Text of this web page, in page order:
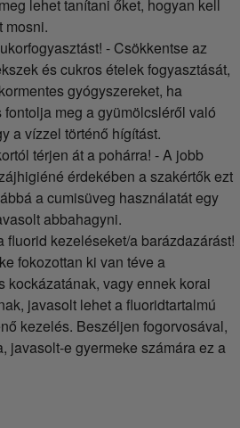
lehet tanítani őket, hogyan kell
mosni.
- Csökkentse az
és cukros ételek fogyasztását,
gyógyszereket, ha
fontolja meg a gyümölcsléről való
a vízzel történő hígítást.
térjen át a pohárra! - A jobb
érdekében a szakértők ezt
a cumisüveg használatát egy
abbahagyni.
fluorid kezeléseket/a barázdazárást!
fokozottan ki van téve a
kockázatának, vagy ennek korai
javasolt lehet a fluoridtartalmú
kezelés. Beszéljen fogorvosával,
javasolt-e gyermeke számára ez a